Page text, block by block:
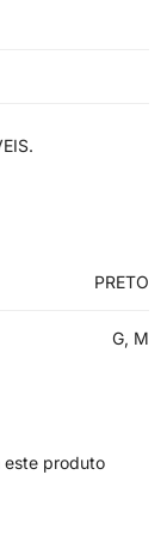
PRETO
G, M
este produto